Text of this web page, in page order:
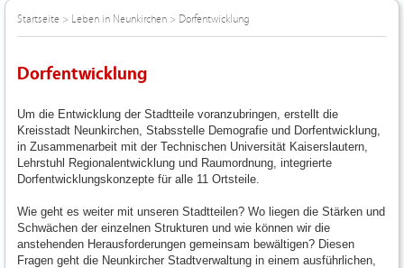
Startseite > Leben in Neunkirchen > Dorfentwicklung
Dorfentwicklung
Um die Entwicklung der Stadtteile voranzubringen, erstellt die
Kreisstadt Neunkirchen, Stabsstelle Demografie und Dorfentwicklung,
in Zusammenarbeit mit der Technischen Universität Kaiserslautern,
Lehrstuhl Regionalentwicklung und Raumordnung, integrierte
Dorfentwicklungskonzepte für alle 11 Ortsteile.
Wie geht es weiter mit unseren Stadtteilen? Wo liegen die Stärken und
Schwächen der einzelnen Strukturen und wie können wir die
anstehenden Herausforderungen gemeinsam bewältigen? Diesen
Fragen geht die Neunkircher Stadtverwaltung in einem ausführlichen,